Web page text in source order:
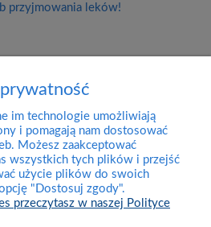
przyjmowania leków!
Dostawa
Pomoc
im technologie umożliwiają
i pomagają nam dostosować
Możesz zaakceptować
wszystkich tych plików i przejść
użycie plików do swoich
"Dostosuj zgody".
przeczytasz w naszej Polityce